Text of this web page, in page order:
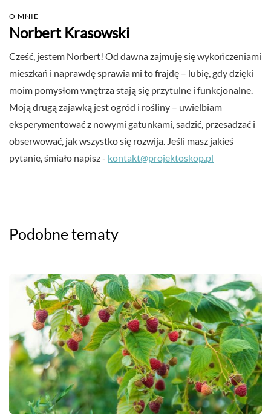
O MNIE
Norbert Krasowski
Cześć, jestem Norbert! Od dawna zajmuję się wykończeniami
mieszkań i naprawdę sprawia mi to frajdę – lubię, gdy dzięki
moim pomysłom wnętrza stają się przytulne i funkcjonalne.
Moją drugą zajawką jest ogród i rośliny – uwielbiam
eksperymentować z nowymi gatunkami, sadzić, przesadzać i
obserwować, jak wszystko się rozwija. Jeśli masz jakieś
pytanie, śmiało napisz - kontakt@projektoskop.pl
Podobne tematy